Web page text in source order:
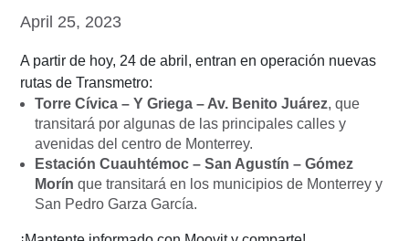
April 25, 2023
A partir de hoy, 24 de abril, entran en operación nuevas
rutas de Transmetro:
Torre Cívica – Y Griega – Av. Benito Juárez, que
transitará por algunas de las principales calles y
avenidas del centro de Monterrey.
Estación Cuauhtémoc – San Agustín – Gómez
Morín que transitará en los municipios de Monterrey y
San Pedro Garza García.